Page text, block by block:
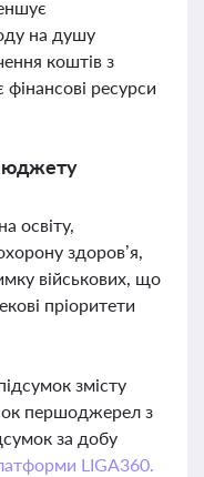
на душу
коштів з
ресурси
освіту,
здоров’я,
військових, що
пріоритети
змісту
першоджерел з
за добу
LIGA360.